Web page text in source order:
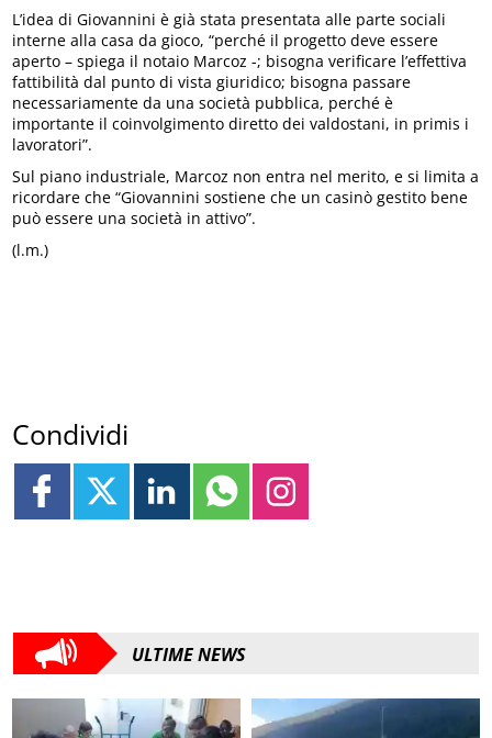
L’idea di Giovannini è già stata presentata alle parte sociali
interne alla casa da gioco, “perché il progetto deve essere
aperto – spiega il notaio Marcoz -; bisogna verificare l’effettiva
fattibilità dal punto di vista giuridico; bisogna passare
necessariamente da una società pubblica, perché è
importante il coinvolgimento diretto dei valdostani, in primis i
lavoratori”.
Sul piano industriale, Marcoz non entra nel merito, e si limita a
ricordare che “Giovannini sostiene che un casinò gestito bene
può essere una società in attivo”.
(l.m.)
Condividi
ULTIME NEWS